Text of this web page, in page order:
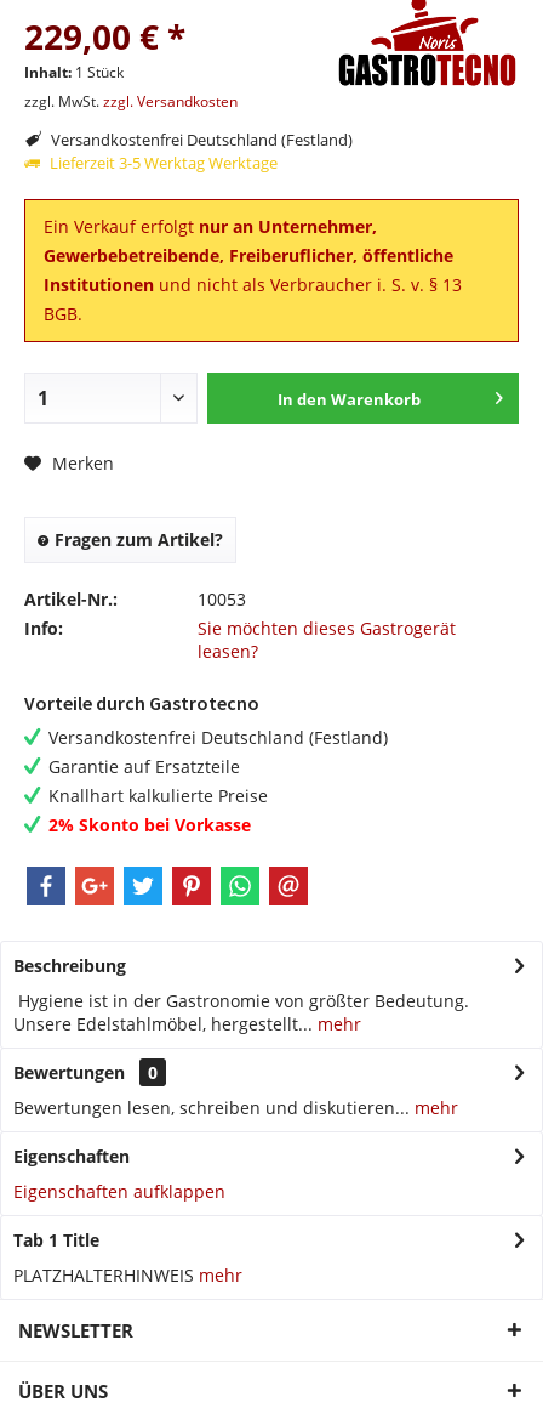
229,00 € *
Inhalt: 1 Stück
zzgl. MwSt.zzgl. Versandkosten
Versandkostenfrei Deutschland (Festland)
Lieferzeit 3-5 Werktag Werktage
Ein Verkauf erfolgt nur an Unternehmer,
Gewerbebetreibende, Freiberuflicher, öffentliche
Institutionen und nicht als Verbraucher i. S. v. § 13
BGB.
In den Warenkorb
Merken
Fragen zum Artikel?
Artikel-Nr.:
10053
Info:
Sie möchten dieses Gastrogerät
leasen?
Vorteile durch Gastrotecno
Versandkostenfrei Deutschland (Festland)
Garantie auf Ersatzteile
Knallhart kalkulierte Preise
2% Skonto bei Vorkasse
Beschreibung
Hygiene ist in der Gastronomie von größter Bedeutung.
Unsere Edelstahlmöbel, hergestellt... mehr
Bewertungen
0
Bewertungen lesen, schreiben und diskutieren... mehr
Eigenschaften
Eigenschaften aufklappen
Tab 1 Title
PLATZHALTERHINWEIS mehr
NEWSLETTER
ÜBER UNS